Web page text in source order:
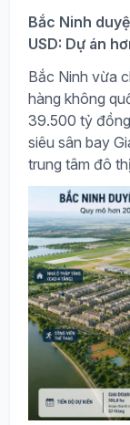
Bắc Ninh
USD: Dự án
Bắc Ninh vừa
hàng không
39.500 tỷ
siêu sân bay
trung tâm đô